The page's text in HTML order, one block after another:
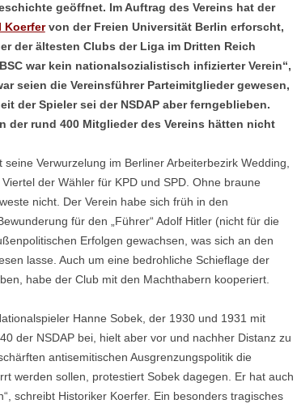
geöffnet. Im Auftrag des Vereins hat der
Koerfervon der Freien Universität Berlin erforscht,
der ältesten Clubs der Liga im Dritten Reich
war kein nationalsozialistisch infizierter Verein“,
seien die Vereinsführer Parteimitglieder gewesen,
der Spieler sei der NSDAP aber ferngeblieben.
der rund 400 Mitglieder des Vereins hätten nicht
Verwurzelung im Berliner Arbeiterbezirk Wedding,
der Wähler für KPD und SPD. Ohne braune
nicht. Der Verein habe sich früh in den
für den „Führer“ Adolf Hitler (nicht für die
Erfolgen gewachsen, was sich an den
lasse. Auch um eine bedrohliche Schieflage der
habe der Club mit den Machthabern kooperiert.
Hanne Sobek, der 1930 und 1931 mit
der NSDAP bei, hielt aber vor und nachher Distanz zu
antisemitischen Ausgrenzungspolitik die
werden sollen, protestiert Sobek dagegen. Er hat auch
schreibt Historiker Koerfer. Ein besonders tragisches